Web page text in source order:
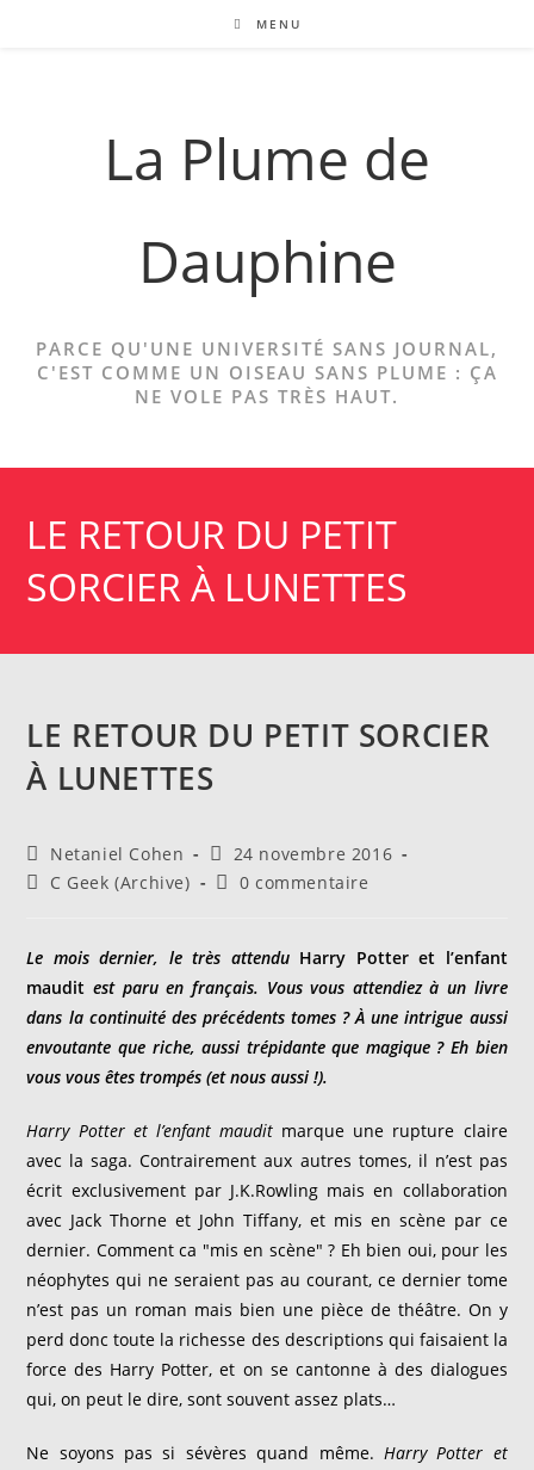
MENU
La Plume de
Dauphine
PARCE QU'UNE UNIVERSITÉ SANS JOURNAL,
C'EST COMME UN OISEAU SANS PLUME : ÇA
NE VOLE PAS TRÈS HAUT.
LE RETOUR DU PETIT
SORCIER À LUNETTES
LE RETOUR DU PETIT SORCIER
À LUNETTES
Auteur/autrice
de
Netaniel Cohen
Publication
publiée :
24 novembre 2016
PostC Geek (Archive)
Commentaires
publication :
0 commentaire
Le mois dernier, le très attendu Harry Potter et l’enfant
maudit est paru en français. Vous vous attendiez à un livre
dans la continuité des précédents tomes ? À une intrigue aussi
envoutante que riche, aussi trépidante que magique ? Eh bien
vous vous êtes trompés (et nous aussi !).
Harry Potter et l’enfant maudit marque une rupture claire
avec la saga. Contrairement aux autres tomes, il n’est pas
écrit exclusivement par J.K.Rowling mais en collaboration
avec Jack Thorne et John Tiffany, et mis en scène par ce
dernier. Comment ca "mis en scène" ? Eh bien oui, pour les
néophytes qui ne seraient pas au courant, ce dernier tome
n’est pas un roman mais bien une pièce de théâtre. On y
perd donc toute la richesse des descriptions qui faisaient la
force des Harry Potter, et on se cantonne à des dialogues
qui, on peut le dire, sont souvent assez plats…
Ne soyons pas si sévères quand même. Harry Potter et